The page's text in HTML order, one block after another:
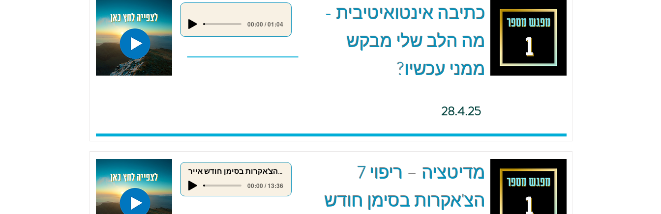
00:00 / 01:04
כתיבה אינטואיטיבית -
מה הלב שלי מבקש
ממני עכשיו?
28.4.25
ריפוי 7 הצ'אקרות בסימן חודש אייר
00:00 / 13:36
מדיטציה – ריפוי 7
הצ'אקרות בסימן חודש